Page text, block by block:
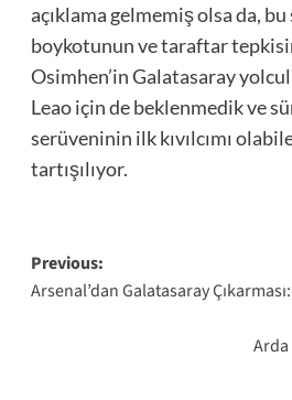
açıklama gelmemiş olsa da,
boykotunun ve taraftar
Osimhen’in Galatasaray
Leao için de beklenmedik ve
serüveninin ilk kıvılcımı
tartışılıyor.
Post
navigation
Previous:
Arsenal’dan Galatasaray Çıkarması:
Arda